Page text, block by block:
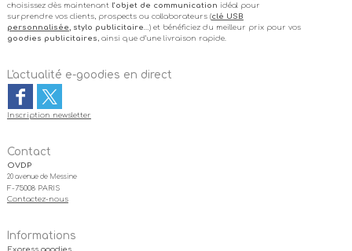
choisissez dès maintenant l’objet de communication idéal pour
surprendre vos clients, prospects ou collaborateurs (clé USB
personnalisée, stylo publicitaire…) et bénéficiez du meilleur prix pour vos
goodies publicitaires , ainsi que d’une livraison rapide.
L'actualité e-goodies en direct
Inscription newsletter
Contact
OVDP
20 avenue de Messine
F-75008 PARIS
Contactez-nous
Informations